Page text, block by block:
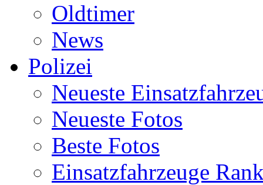
Oldtimer
News
Polizei
Neueste
Neueste Fotos
Beste Fotos
Einsatzfahrzeuge